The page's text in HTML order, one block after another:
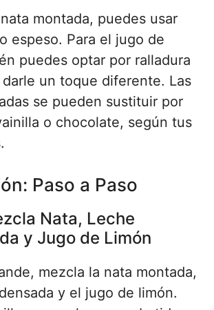
montada, puedes usar
espeso. Para el jugo de
puedes optar por ralladura
darle un toque diferente. Las
se pueden sustituir por
o chocolate, según tus
Paso a Paso
Nata, Leche
y Jugo de Limón
mezcla la nata montada,
y el jugo de limón.